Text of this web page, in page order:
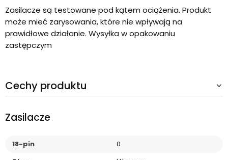
Zasilacze są testowane pod kątem ociążenia. Produkt
może mieć zarysowania, które nie wpływają na
prawidłowe działanie. Wysyłka w opakowaniu
zastępczym
Cechy produktu
Zasilacze
18-pin
0